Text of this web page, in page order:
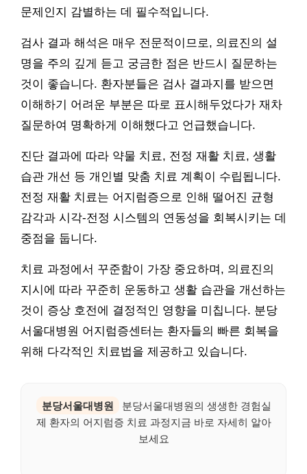
문제인지 감별하는 데 필수적입니다.
검사 결과 해석은 매우 전문적이므로, 의료진의 설
명을 주의 깊게 듣고 궁금한 점은 반드시 질문하는
것이 좋습니다. 환자분들은 검사 결과지를 받으면
이해하기 어려운 부분은 따로 표시해두었다가 재차
질문하여 명확하게 이해했다고 언급했습니다.
진단 결과에 따라 약물 치료, 전정 재활 치료, 생활
습관 개선 등 개인별 맞춤 치료 계획이 수립됩니다.
전정 재활 치료는 어지럼증으로 인해 떨어진 균형
감각과 시각-전정 시스템의 연동성을 회복시키는 데
중점을 둡니다.
치료 과정에서 꾸준함이 가장 중요하며, 의료진의
지시에 따라 꾸준히 운동하고 생활 습관을 개선하는
것이 증상 호전에 결정적인 영향을 미칩니다. 분당
서울대병원 어지럼증센터는 환자들의 빠른 회복을
위해 다각적인 치료법을 제공하고 있습니다.
분당서울대병원
분당서울대병원의 생생한 경험실
제 환자의 어지럼증 치료 과정지금 바로 자세히 알아
보세요